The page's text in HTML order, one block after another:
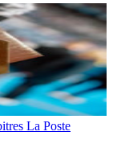
La Poste